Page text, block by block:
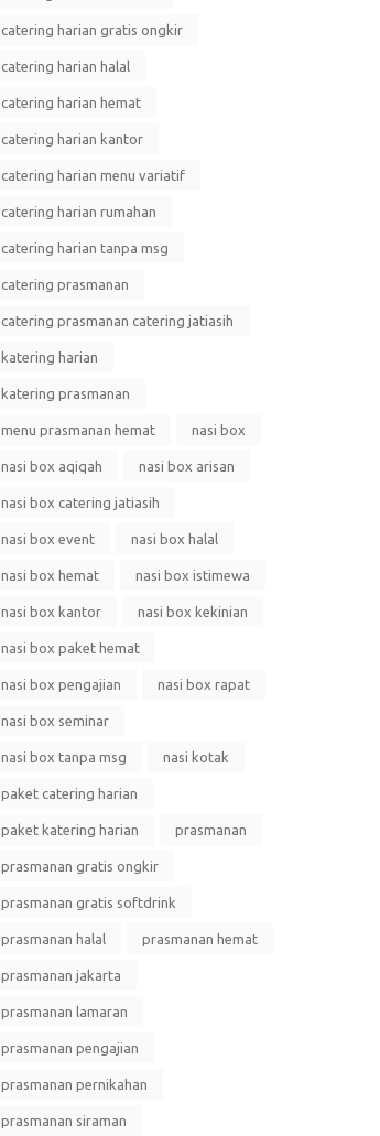
catering harian gratis ongkir
catering harian halal
catering harian hemat
catering harian kantor
catering harian menu variatif
catering harian rumahan
catering harian tanpa msg
catering prasmanan
catering prasmanan catering jatiasih
katering harian
katering prasmanan
menu prasmanan hemat nasi box
nasi box aqiqah nasi box arisan
nasi box catering jatiasih
nasi box event nasi box halal
nasi box hemat nasi box istimewa
nasi box kantor nasi box kekinian
nasi box paket hemat
nasi box pengajian nasi box rapat
nasi box seminar
nasi box tanpa msg nasi kotak
paket catering harian
paket katering harian prasmanan
prasmanan gratis ongkir
prasmanan gratis softdrink
prasmanan halal prasmanan hemat
prasmanan jakarta
prasmanan lamaran
prasmanan pengajian
prasmanan pernikahan
prasmanan siraman